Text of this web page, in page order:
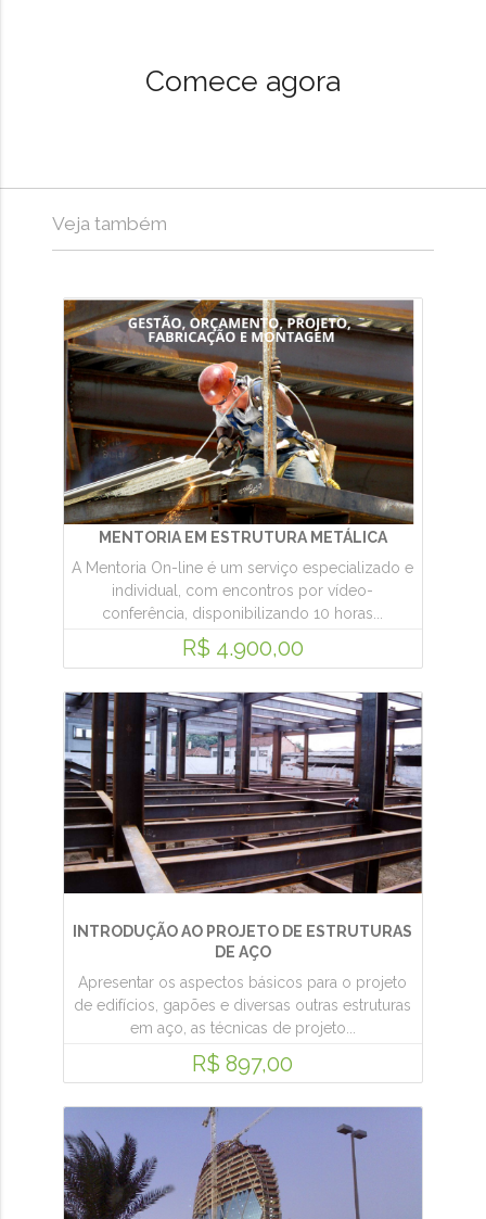
Comece agora
Veja também
MENTORIA EM ESTRUTURA METÁLICA
A Mentoria On-line é um serviço especializado e
individual, com encontros por vídeo-
conferência, disponibilizando 10 horas...
R$ 4.900,00
INTRODUÇÃO AO PROJETO DE ESTRUTURAS
DE AÇO
Apresentar os aspectos básicos para o projeto
de edifícios, gapões e diversas outras estruturas
em aço, as técnicas de projeto...
R$ 897,00